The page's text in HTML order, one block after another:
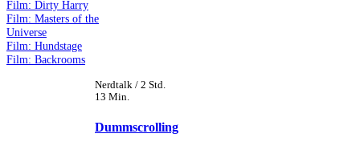
Film: Dirty Harry
Film: Masters of the
Universe
Film: Hundstage
Film: Backrooms
Nerdtalk / 2 Std.
13 Min.
Dummscrolling